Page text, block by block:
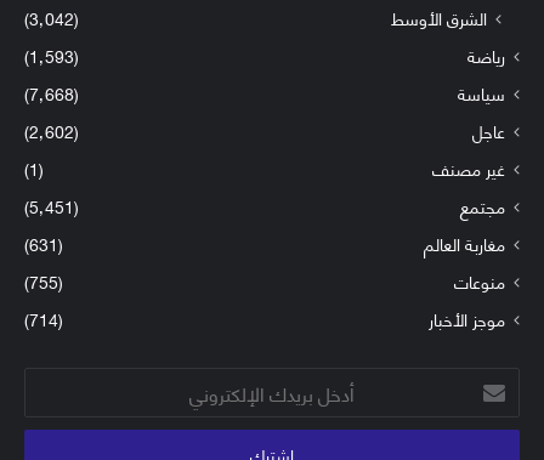
الشرق الأوسط
(3٬042)
رياضة
(1٬593)
سياسة
(7٬668)
عاجل
(2٬602)
غير مصنف
(1)
مجتمع
(5٬451)
مغاربة العالم
(631)
منوعات
(755)
موجز الأخبار
(714)
أدخل
بريدك
الإلكتروني